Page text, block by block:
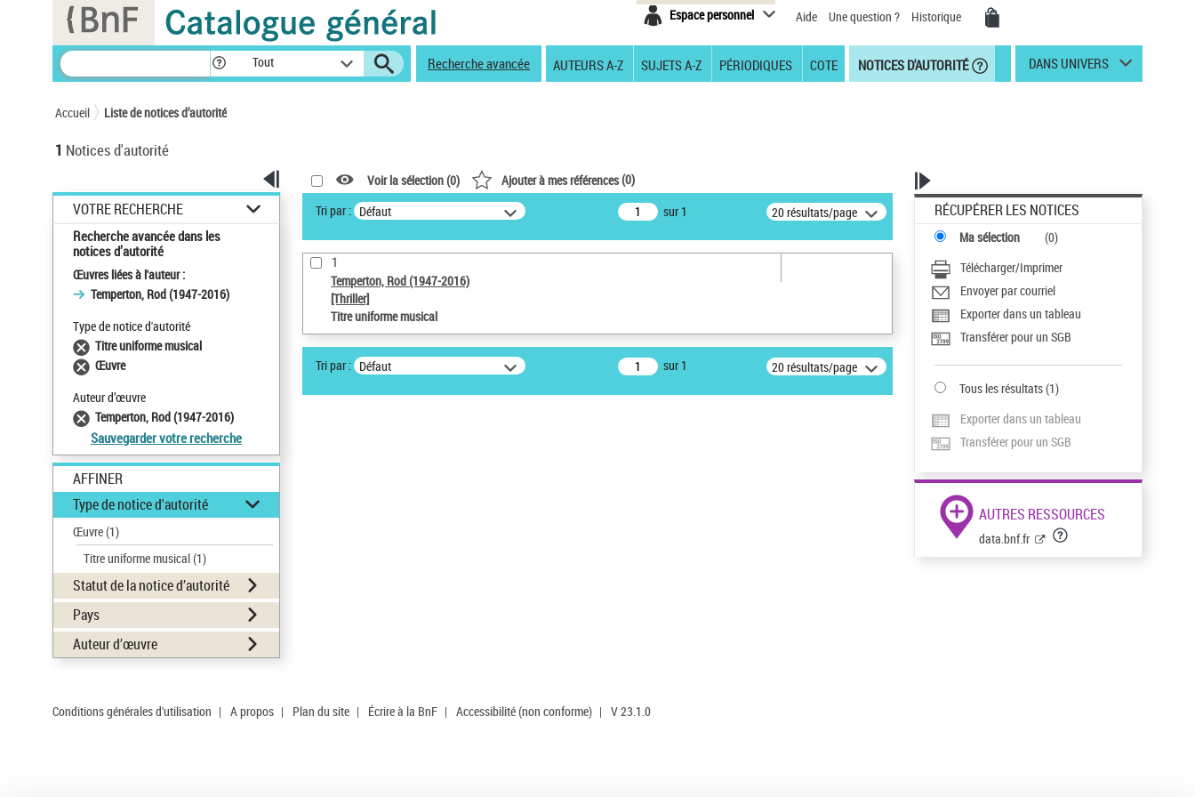
Espace personnel Aide Une question ? Historique
Tout Recherche avancée AUTEURS A-Z SUJETS A-Z PÉRIODIQUES COTE NOTICES D'AUTORITÉ DANS UNIVERS
Accueil Liste de notices d’autorité
1 Notices d'autorité
VOTRE RECHERCHE
Recherche avancée dans les
notices d’autorité
Œuvres liées à l'auteur :
Temperton, Rod (1947-2016)
Type de notice d'autorité
Titre uniforme musical
Œuvre
Auteur d’œuvre
Temperton, Rod (1947-2016)
Sauvegarder votre recherche
AFFINER
Type de notice d'autorité
Œuvre(1)
Titre uniforme musical(1)
Statut de la notice d’autorité
Pays
Auteur d’œuvre
Voir la sélection (0) Ajouter à mes références(0)
Tri par : Défaut sur 1 20 résultats/page
1
Temperton, Rod (1947-2016)
[Thriller]
Titre uniforme musical
Tri par : Défaut sur 1 20 résultats/page
RÉCUPÉRER LES NOTICES
Ma sélection (0)
Télécharger/Imprimer
Envoyer par courriel
Exporter dans un tableau
Transférer pour un SGB
Tous les résultats(1)
Exporter dans un tableau
Transférer pour un SGB
AUTRES RESSOURCES
data.bnf.fr
Conditions générales d'utilisation | A propos | Plan du site | Écrire à la BnF | Accessibilité (non conforme) | V 23.1.0
Panneau de gestion des cookies